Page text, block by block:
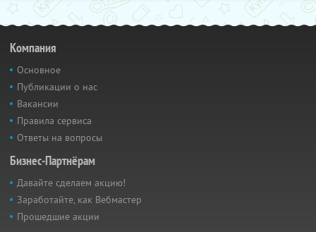
Компания
Основное
Публикации о нас
Вакансии
Правила сервиса
Ответы на вопросы
Бизнес-Партнёрам
Давайте сделаем акцию!
Заработайте, как Вебмастер
Прошедшие акции